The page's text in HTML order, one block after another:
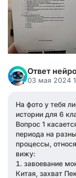
Ответ
03 мая 2024
На фото у тебя
истории для 6
Вопрос 1
периода на
процессы,
вижу:
завоевание
Китая, захват